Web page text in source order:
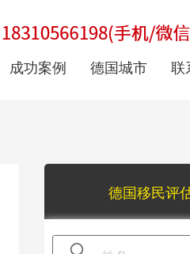
成功案例 德国城市 联
德国移民评